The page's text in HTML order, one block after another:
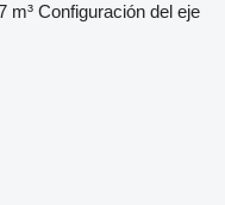
m³ Configuración del eje